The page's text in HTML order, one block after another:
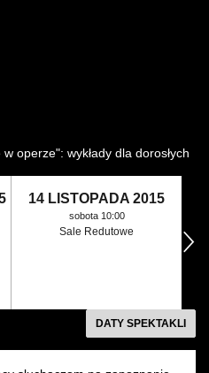
operze": wykłady dla dorosłych
14 LISTOPADA 2015
sobota 10:00
Sale Redutowe
następny
DATY SPEKTAKLI